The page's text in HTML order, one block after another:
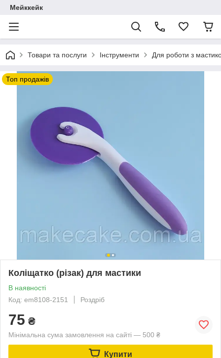
Мейккейк
Товари та послуги Інструменти Для роботи з
Топ продажів
Коліщатко (різак) для мастики
В наявності
Код: em8108-2151
Роздріб
75 ₴
Мінімальна сума замовлення на сайті — 500 ₴
Купити